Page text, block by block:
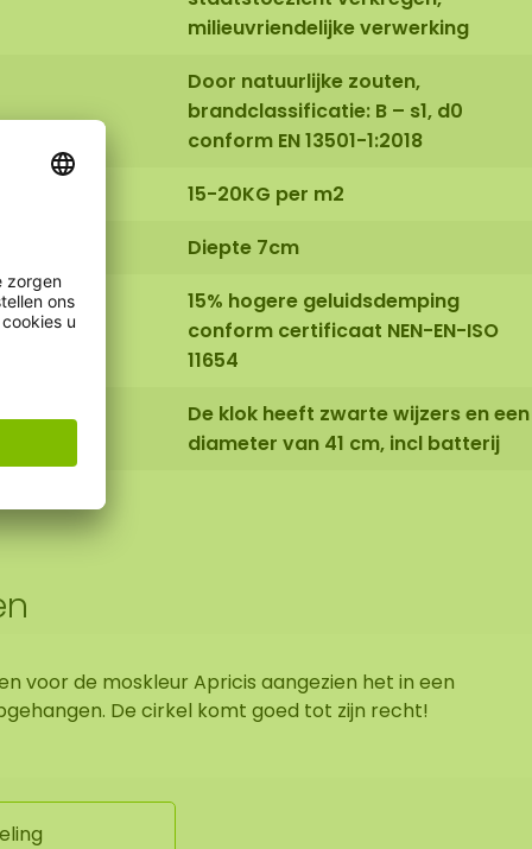
milieuvriendelijke verwerking
Door natuurlijke zouten,
brandclassificatie: B – s1, d0
conform EN 13501-1:2018
15-20KG per m2
Diepte 7cm
15% hogere geluidsdemping
conform certificaat NEN-EN-ISO
11654
De klok heeft zwarte wijzers en een
diameter van 41 cm, incl batterij
voor de moskleur Apricis aangezien het in een
De cirkel komt goed tot zijn recht!